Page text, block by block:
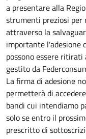
a presentare alla
strumenti preziosi per
attraverso la
importante l'adesione
possono essere
gestito da
La firma di adesione
permetterà di
bandi cui intendiamo
solo se entro il
prescritto di